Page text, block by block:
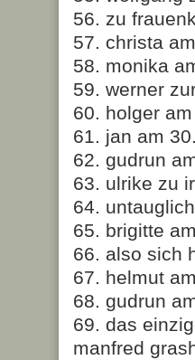
56. zu
57. christa
58. monika
59. werner
60. holger
61. jan am
62. gudrun
63. ulrike zu
64.
65. brigitte
66. also sich
67. helmut
68. gudrun
69. das
manfred